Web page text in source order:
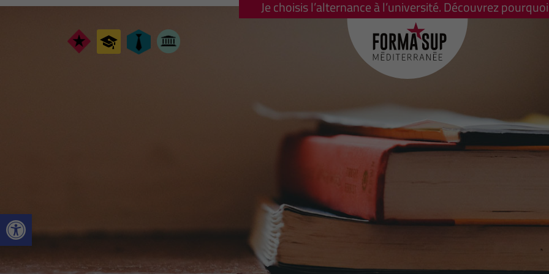
Ouvrir la barre d’outils
Je choisis l’alternance à l’université. Découvrez